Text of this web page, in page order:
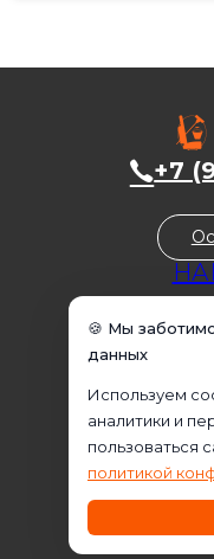
+7
🍪 Мы
данных
Используем
аналитики и
пользоваться
политикой